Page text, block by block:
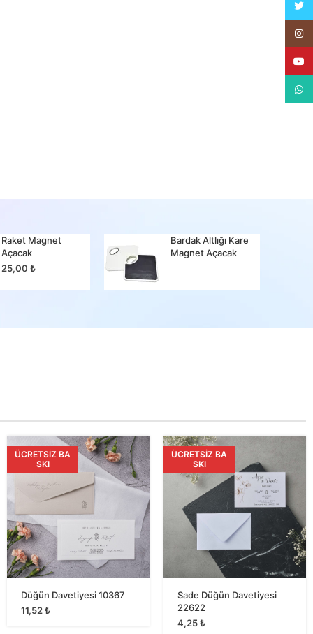
Raket Magnet
Açacak
25,00₺
Bardak Altlığı Kare
Magnet Açacak
ÜCRETSIZ BA
SKI
Düğün Davetiyesi 10367
11,52₺
ÜCRETSIZ BA
SKI
Sade Düğün Davetiyesi
22622
4,25₺